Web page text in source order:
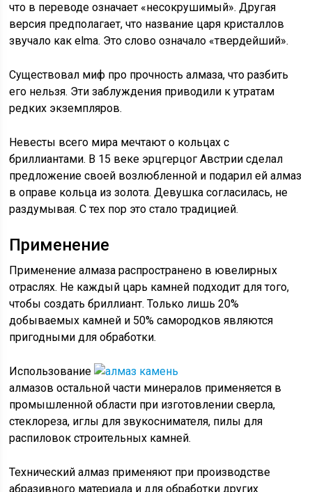
что в переводе означает «несокрушимый». Другая
версия предполагает, что название царя кристаллов
звучало как elma. Это слово означало «твердейший».
Существовал миф про прочность алмаза, что разбить
его нельзя. Эти заблуждения приводили к утратам
редких экземпляров.
Невесты всего мира мечтают о кольцах с
бриллиантами. В 15 веке эрцгерцог Австрии сделал
предложение своей возлюбленной и подарил ей алмаз
в оправе кольца из золота. Девушка согласилась, не
раздумывая. С тех пор это стало традицией.
Применение
Применение алмаза распространено в ювелирных
отраслях. Не каждый царь камней подходит для того,
чтобы создать бриллиант. Только лишь 20%
добываемых камней и 50% самородков являются
пригодными для обработки.
Использование
алмазов остальной части минералов применяется в
промышленной области при изготовлении сверла,
стеклореза, иглы для звукоснимателя, пилы для
распиловок строительных камней.
Технический алмаз применяют при производстве
абразивного материала и для обработки других